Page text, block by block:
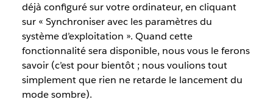
déjà configuré sur votre ordinateur, en cliquant
sur « Synchroniser avec les paramètres du
système d’exploitation ». Quand cette
fonctionnalité sera disponible, nous vous le ferons
savoir (c’est pour bientôt ; nous voulions tout
simplement que rien ne retarde le lancement du
mode sombre).